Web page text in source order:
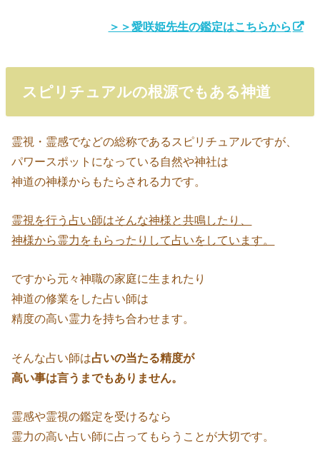
＞＞愛咲姫先生の鑑定はこちらから
スピリチュアルの根源でもある神道
霊視・霊感でなどの総称であるスピリチュアルですが、
パワースポットになっている自然や神社は
神道の神様からもたらされる力です。
霊視を行う占い師はそんな神様と共鳴したり、
神様から霊力をもらったりして占いをしています。
ですから元々神職の家庭に生まれたり
神道の修業をした占い師は
精度の高い霊力を持ち合わせます。
そんな占い師は占いの当たる精度が
高い事は言うまでもありません。
霊感や霊視の鑑定を受けるなら
霊力の高い占い師に占ってもらうことが大切です。